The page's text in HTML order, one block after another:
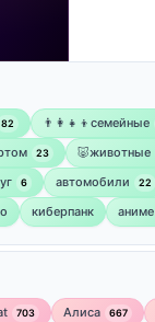
82 👨‍👩‍👧‍👦семейные
23 🐷животные
6 автомобили 22
киберпанк аниме
703 Алиса 667